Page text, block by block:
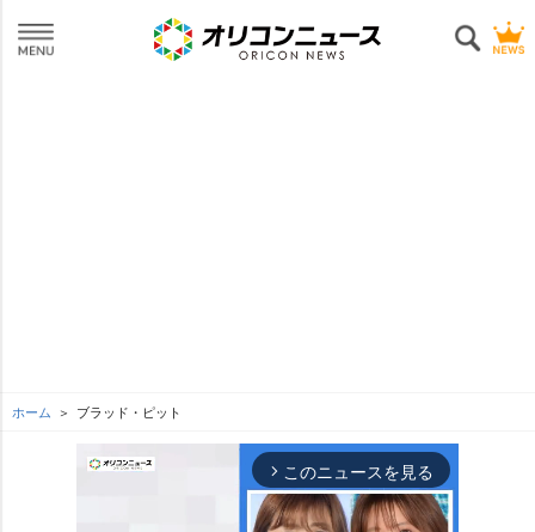
ホーム ブラッド・ピット
arrow_forward_ios このニュースを見る